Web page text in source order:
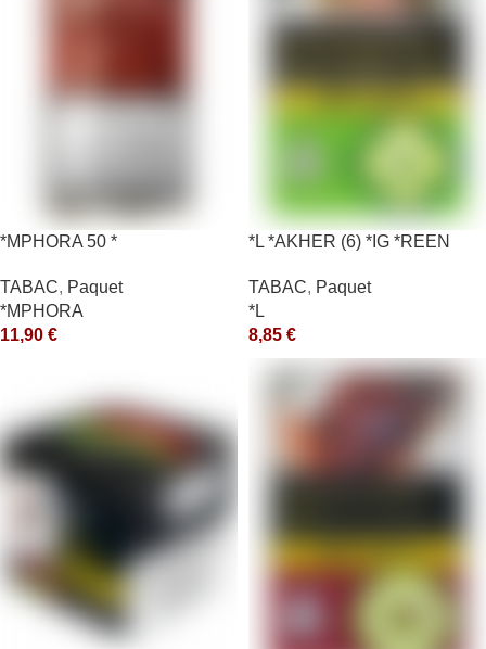
*MPHORA 50 *
TABAC, Paquet
*MPHORA
11,90 €
*L *AKHER (6) *IG *REEN
TABAC, Paquet
*L
8,85 €